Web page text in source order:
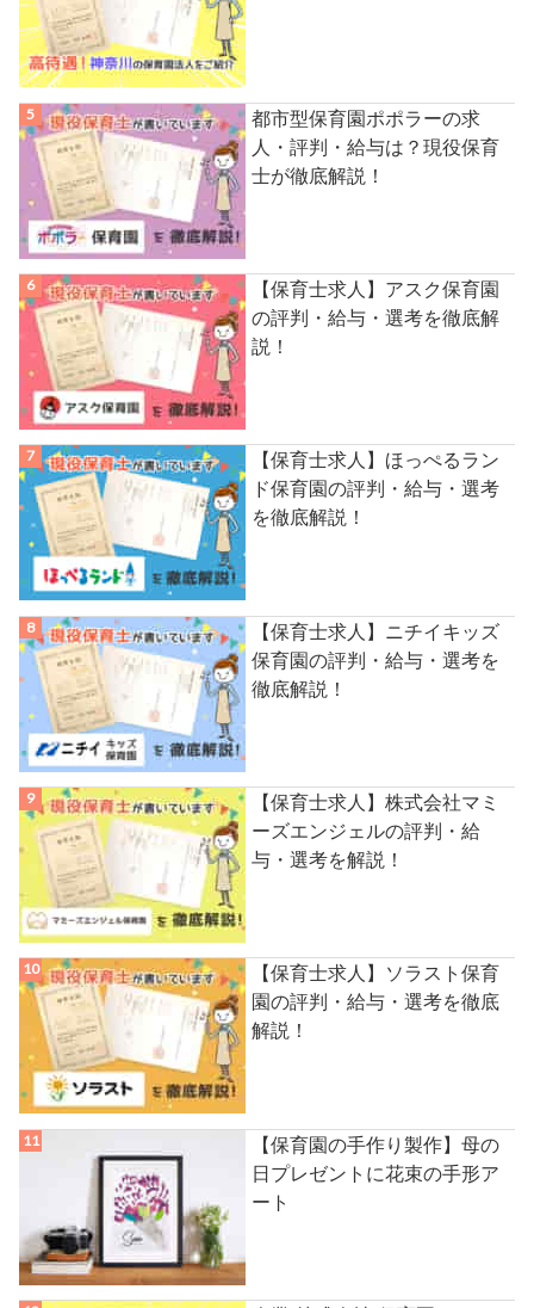
都市型保育園ポポラーの求
人・評判・給与は？現役保育
士が徹底解説！
【保育士求人】アスク保育園
の評判・給与・選考を徹底解
説！
【保育士求人】ほっぺるラン
ド保育園の評判・給与・選考
を徹底解説！
【保育士求人】ニチイキッズ
保育園の評判・給与・選考を
徹底解説！
【保育士求人】株式会社マミ
ーズエンジェルの評判・給
与・選考を解説！
【保育士求人】ソラスト保育
園の評判・給与・選考を徹底
解説！
【保育園の手作り製作】母の
日プレゼントに花束の手形ア
ート